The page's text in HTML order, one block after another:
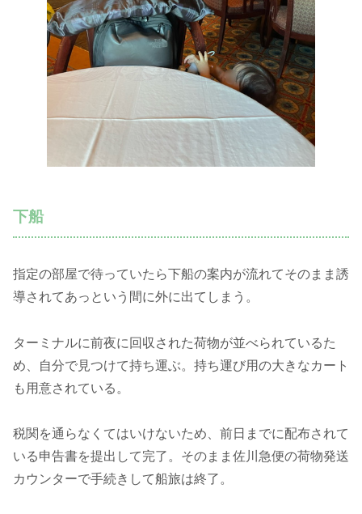
下船
指定の部屋で待っていたら下船の案内が流れてそのまま誘
導されてあっという間に外に出てしまう。
ターミナルに前夜に回収された荷物が並べられているた
め、自分で見つけて持ち運ぶ。持ち運び用の大きなカート
も用意されている。
税関を通らなくてはいけないため、前日までに配布されて
いる申告書を提出して完了。そのまま佐川急便の荷物発送
カウンターで手続きして船旅は終了。